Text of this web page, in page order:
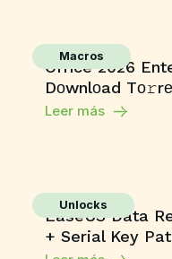
Macros
Office 2026
Dоwnlоad
Leer más
Unlocks
EaseUS Data
+ Serial Key